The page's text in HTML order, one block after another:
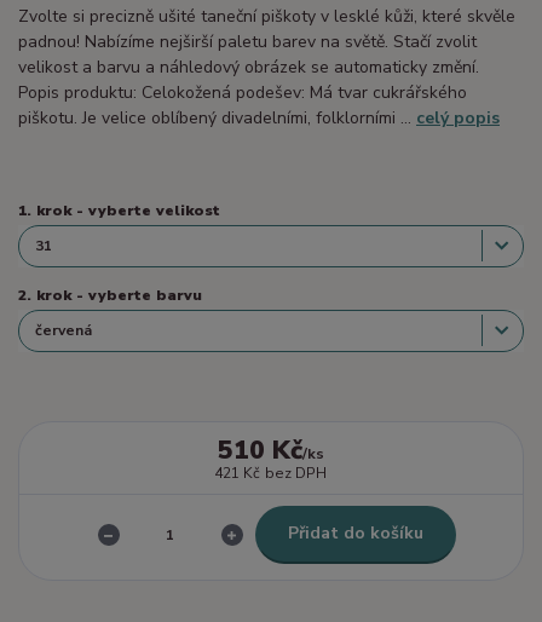
Zvolte si precizně ušité taneční piškoty v lesklé kůži, které skvěle
padnou! Nabízíme nejširší paletu barev na světě. Stačí zvolit
velikost a barvu a náhledový obrázek se automaticky změní.
Popis produktu: Celokožená podešev: Má tvar cukrářského
piškotu. Je velice oblíbený divadelními, folklorními ... celý popis
1. krok - vyberte velikost
2. krok - vyberte barvu
510 Kč/ks
421 Kč bez DPH
Přidat do košíku